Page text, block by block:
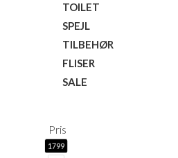
TOILET
SPEJL
TILBEHØR
FLISER
SALE
Pris
1799